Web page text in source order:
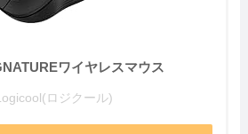
ワイヤレスマウス
ロジクール)